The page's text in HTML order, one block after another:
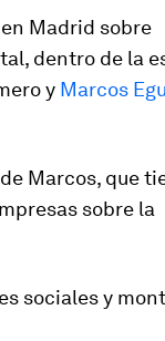
Madrid sobre
dentro de la
y Marcos
Marcos, que
sobre la
sociales y